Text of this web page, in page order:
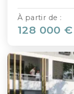
À partir de :
128 000 €